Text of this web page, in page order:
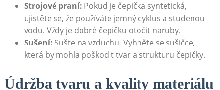
Strojové praní: Pokud je čepička syntetická,
ujistěte se, že používáte jemný cyklus a studenou
vodu. Vždy je dobré čepičku otočit naruby.
Sušení: Sušte na vzduchu. Vyhněte se sušičce,
která by mohla poškodit tvar a strukturu čepičky.
Údržba tvaru a kvality materiálu